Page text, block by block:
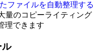
ファイルを自動整理する
量のコピーライティング
理できます
ル